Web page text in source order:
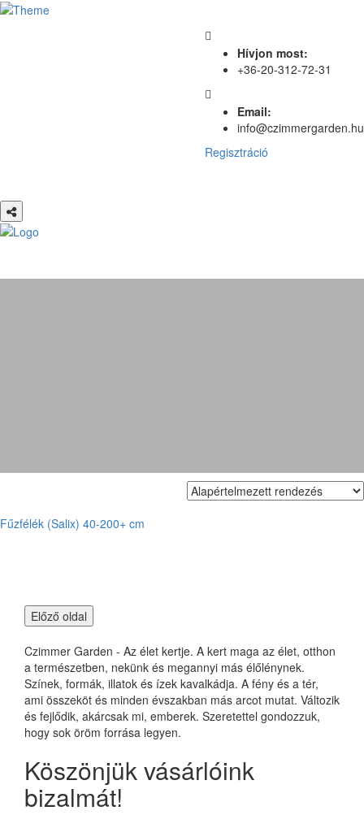
Hívjon most:
+36-20-312-72-31
Email:
info@czimmergarden.hu
Regisztráció
Fűzfélék (Salix) 40-200+ cm
Czimmer Garden - Az élet kertje. A kert maga az élet, otthon
a természetben, nekünk és megannyi más élőlénynek.
Színek, formák, illatok és ízek kavalkádja. A fény és a tér,
ami összeköt és minden évszakban más arcot mutat. Változik
és fejlődik, akárcsak mi, emberek. Szeretettel gondozzuk,
hogy sok öröm forrása legyen.
Köszönjük vásárlóink
bizalmát!